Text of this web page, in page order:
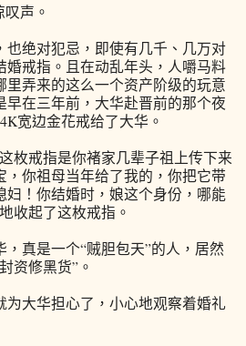
声。
绝对犯忌，即使有几千、几万对
婚戒指。且在动乱年头，人嚼马料
弄来的这么一个资产阶级的玩意
早在三年前，大华赴晋前的那个夜
宽边金花戒给了大华。
戒指是你褚家几辈子祖上传下来
，你祖母当年给了我的，你把它带
！你结婚时，娘这个身份，哪能
收起了这枚戒指。
真是一个“贼胆包天”的人，居然
资修黑货”。
大华担心了，小心地观察着婚礼